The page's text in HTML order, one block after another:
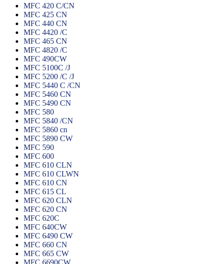
MFC 420 C/CN
MFC 425 CN
MFC 440 CN
MFC 4420 /C
MFC 465 CN
MFC 4820 /C
MFC 490CW
MFC 5100C /J
MFC 5200 /C /J
MFC 5440 C /CN
MFC 5460 CN
MFC 5490 CN
MFC 580
MFC 5840 /CN
MFC 5860 cn
MFC 5890 CW
MFC 590
MFC 600
MFC 610 CLN
MFC 610 CLWN
MFC 610 CN
MFC 615 CL
MFC 620 CLN
MFC 620 CN
MFC 620C
MFC 640CW
MFC 6490 CW
MFC 660 CN
MFC 665 CW
MFC 6690CW